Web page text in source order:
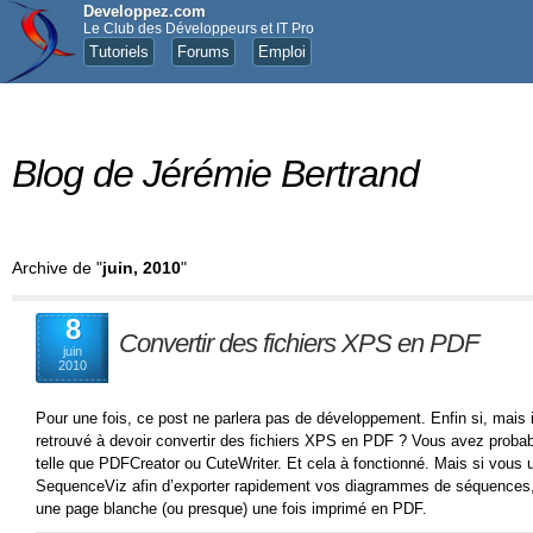
Developpez.com
Le Club des Développeurs et IT Pro
Tutoriels Forums Emploi
Blog de Jérémie Bertrand
Archive de "juin, 2010"
8
juin
2010
Convertir des fichiers XPS en PDF
Pour une fois, ce post ne parlera pas de développement. Enfin si,
retrouvé à devoir convertir des fichiers XPS en PDF ? Vous avez
telle que PDFCreator ou CuteWriter. Et cela à fonctionné. Mais si vous
SequenceViz afin d’exporter rapidement vos diagrammes de
une page blanche (ou presque) une fois imprimé en PDF.